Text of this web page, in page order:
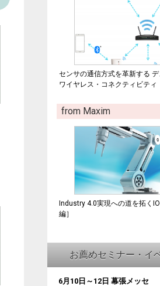
センサの通信方式を革新する デ
ワイヤレス・コネクティビティ
from Maxim
Industry 4.0実現への道を拓く
編］
お薦めセミナー・イ
6月10日～12日 幕張メッセ